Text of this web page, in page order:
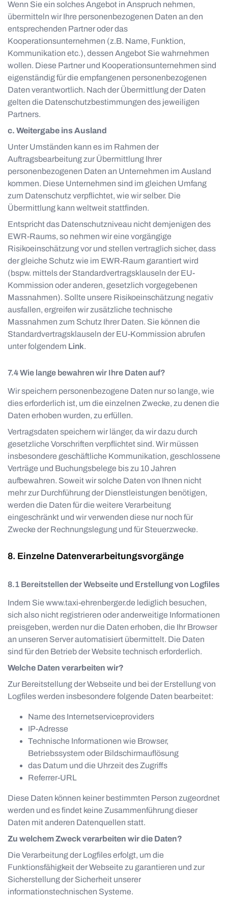
Wenn Sie ein solches Angebot in Anspruch nehmen,
übermitteln wir Ihre personenbezogenen Daten an den
entsprechenden Partner oder das
Kooperationsunternehmen (z.B. Name, Funktion,
Kommunikation etc.), dessen Angebot Sie wahrnehmen
wollen. Diese Partner und Kooperationsunternehmen sind
eigenständig für die empfangenen personenbezogenen
Daten verantwortlich. Nach der Übermittlung der Daten
gelten die Datenschutzbestimmungen des jeweiligen
Partners.
c. Weitergabe ins Ausland
Unter Umständen kann es im Rahmen der
Auftragsbearbeitung zur Übermittlung Ihrer
personenbezogenen Daten an Unternehmen im Ausland
kommen. Diese Unternehmen sind im gleichen Umfang
zum Datenschutz verpflichtet, wie wir selber. Die
Übermittlung kann weltweit stattfinden.
Entspricht das Datenschutzniveau nicht demjenigen des
EWR-Raums, so nehmen wir eine vorgängige
Risikoeinschätzung vor und stellen vertraglich sicher, dass
der gleiche Schutz wie im EWR-Raum garantiert wird
(bspw. mittels der Standardvertragsklauseln der EU-
Kommission oder anderen, gesetzlich vorgegebenen
Massnahmen). Sollte unsere Risikoeinschätzung negativ
ausfallen, ergreifen wir zusätzliche technische
Massnahmen zum Schutz Ihrer Daten. Sie können die
Standardvertragsklauseln der EU-Kommission abrufen
unter folgendem Link.
Wie lange bewahren wir Ihre Daten auf?
Wir speichern personenbezogene Daten nur so lange, wie
dies erforderlich ist, um die einzelnen Zwecke, zu denen die
Daten erhoben wurden, zu erfüllen.
Vertragsdaten speichern wir länger, da wir dazu durch
gesetzliche Vorschriften verpflichtet sind. Wir müssen
insbesondere geschäftliche Kommunikation, geschlossene
Verträge und Buchungsbelege bis zu 10 Jahren
aufbewahren. Soweit wir solche Daten von Ihnen nicht
mehr zur Durchführung der Dienstleistungen benötigen,
werden die Daten für die weitere Verarbeitung
eingeschränkt und wir verwenden diese nur noch für
Zwecke der Rechnungslegung und für Steuerzwecke.
Einzelne Datenverarbeitungsvorgänge
Bereitstellen der Webseite und Erstellung von Logfiles
Indem Sie www.taxi-ehrenberger.de lediglich besuchen,
sich also nicht registrieren oder anderweitige Informationen
preisgeben, werden nur die Daten erhoben, die Ihr Browser
an unseren Server automatisiert übermittelt. Die Daten
sind für den Betrieb der Website technisch erforderlich.
Welche Daten verarbeiten wir?
Zur Bereitstellung der Webseite und bei der Erstellung von
Logfiles werden insbesondere folgende Daten bearbeitet:
Name des Internetserviceproviders
IP-Adresse
Technische Informationen wie Browser,
Betriebssystem oder Bildschirmauflösung
das Datum und die Uhrzeit des Zugriffs
Referrer-URL
Diese Daten können keiner bestimmten Person zugeordnet
werden und es findet keine Zusammenführung dieser
Daten mit anderen Datenquellen statt.
Zu welchem Zweck verarbeiten wir die Daten?
Die Verarbeitung der Logfiles erfolgt, um die
Funktionsfähigkeit der Webseite zu garantieren und zur
Sicherstellung der Sicherheit unserer
informationstechnischen Systeme.